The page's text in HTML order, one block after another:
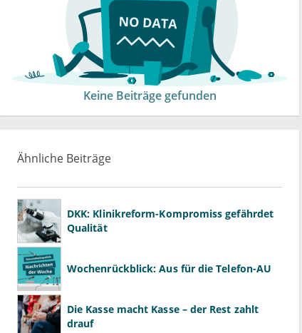
Keine Beiträge gefunden
Ähnliche Beiträge
DKK: Klinikreform-Kompromiss gefährdet
Qualität
Wochenrückblick: Aus für die Telefon-AU
Die Kasse macht Kasse – der Rest zahlt
drauf